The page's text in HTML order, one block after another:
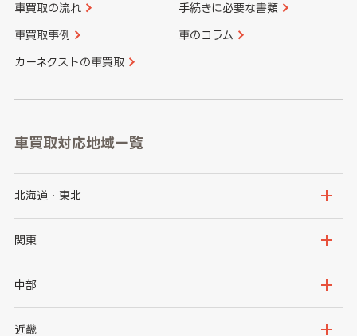
車買取の流れ 手続きに必要な書類
車買取事例 車のコラム
カーネクストの車買取
車買取対応地域一覧
北海道・東北
北海道
岩手県
秋田県
関東
茨城県
群馬県
中部
新潟県
近畿